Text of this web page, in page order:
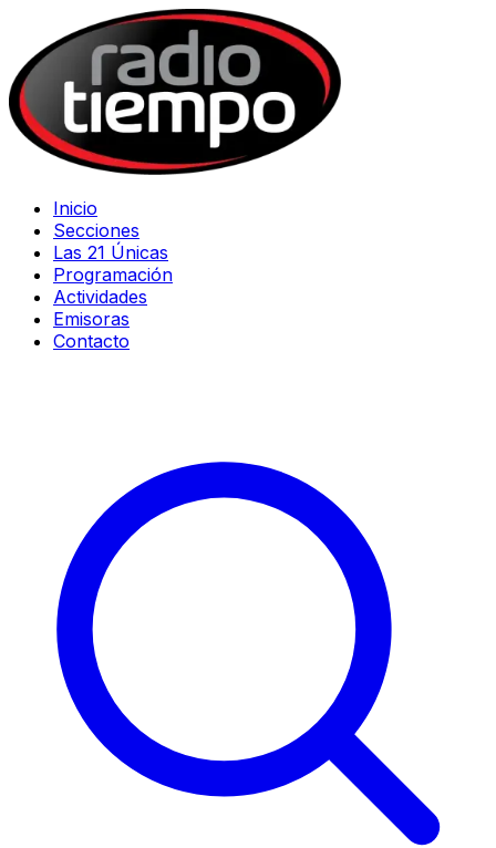
Inicio
Secciones
Las 21 Únicas
Programación
Actividades
Emisoras
Contacto